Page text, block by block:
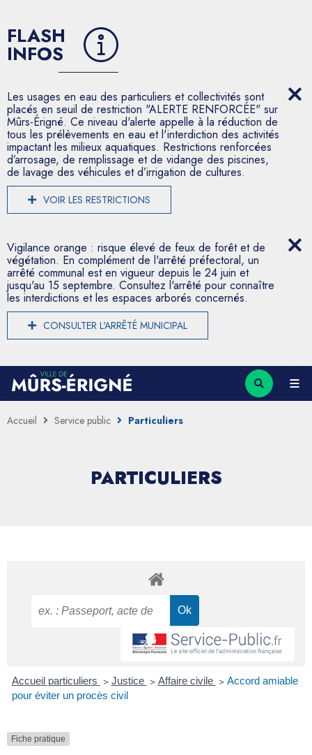
FLASH
INFOS
Les usages en eau des particuliers et collectivités sont
placés en seuil de restriction "ALERTE RENFORCÉE" sur
Mûrs-Érigné. Ce niveau d'alerte appelle à la réduction de
tous les prélèvements en eau et l'interdiction des activités
impactant les milieux aquatiques. Restrictions renforcées
d’arrosage, de remplissage et de vidange des piscines,
de lavage des véhicules et d’irrigation de cultures.
VOIR LES RESTRICTIONS
Vigilance orange : risque élevé de feux de forêt et de
végétation. En complément de l'arrêté préfectoral, un
arrêté communal est en vigueur depuis le 24 juin et
jusqu'au 15 septembre. Consultez l'arrêté pour connaître
les interdictions et les espaces arborés concernés.
CONSULTER L'ARRÊTÉ MUNICIPAL
Accueil Service public Particuliers
PARTICULIERS
Accueil particuliers > Justice > Affaire civile > Accord amiable
pour éviter un procès civil
Fiche pratique